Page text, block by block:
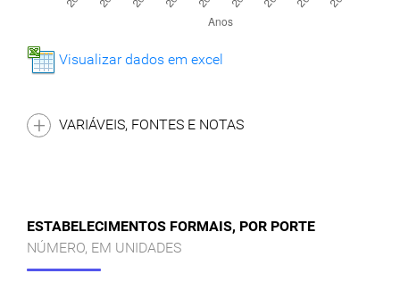
Visualizar dados em excel
VARIÁVEIS, FONTES E NOTAS
ESTABELECIMENTOS FORMAIS, POR PORTE
NÚMERO, EM UNIDADES